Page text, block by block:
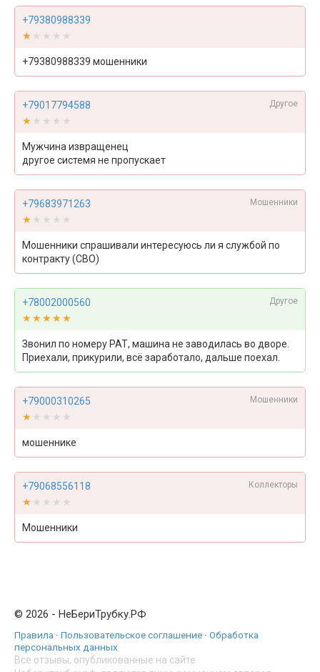
+79380988339
★★★★★
★★★★★
+79380988339 мошенники
+79017794588 Другое
★★★★★
★★★★★
Мужчина извращенец
другое системя не пропускает
+79683971263 Мошенники
★★★★★
★★★★★
Мошенники спрашивали интересуюсь ли я службой по
контракту (СВО)
+78002000560 Другое
★★★★★
★★★★★
Звонил по номеру РАТ, машина не заводилась во дворе.
Приехали, прикурили, всё заработало, дальше поехал.
+79000310265 Мошенники
★★★★★
★★★★★
мошеннике
+79068556118 Коллекторы
★★★★★
★★★★★
Мошенники
© 2026 - НеБериТрубку.РФ
Правила · Пользовательское соглашение · Обработка
персональных данных
Все отзывы, опубликованные на сайте